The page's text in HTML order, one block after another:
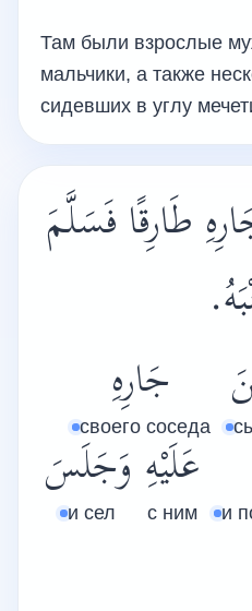
Там были взрослые
мальчики, а также
сидевших в углу
طَارِقًا فَسَلَّمَ
جَارِهِ
своего соседа
и
عَلَيْهِ
с ним
وَجَلَسَ
и сел